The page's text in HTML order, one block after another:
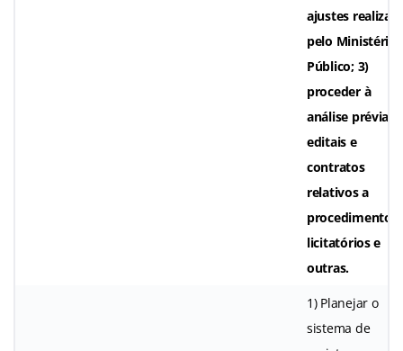
ajustes
pelo Ministério
Público; 3)
proceder à
análise prévia
editais e
contratos
relativos a
procedimentos
licitatórios e
outras.
1) Planejar o
sistema de